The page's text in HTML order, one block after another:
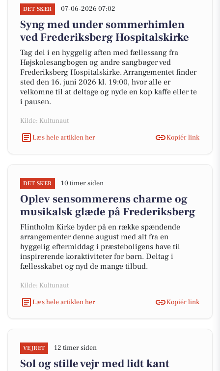
DET SKER 07-06-2026 07:02
Syng med under sommerhimlen
ved Frederiksberg Hospitalskirke
Tag del i en hyggelig aften med fællessang fra
Højskolesangbogen og andre sangbøger ved
Frederiksberg Hospitalskirke. Arrangementet finder
sted den 16. juni 2026 kl. 19:00, hvor alle er
velkomne til at deltage og nyde en kop kaffe eller te
i pausen.
Kilde: Kultunaut
Læs hele artiklen her
Kopiér link
DET SKER 10 timer siden
Oplev sensommerens charme og
musikalsk glæde på Frederiksberg
Flintholm Kirke byder på en række spændende
arrangementer denne august med alt fra en
hyggelig eftermiddag i præsteboligens have til
inspirerende koraktiviteter for børn. Deltag i
fællesskabet og nyd de mange tilbud.
Kilde: Kultunaut
Læs hele artiklen her
Kopiér link
VEJRET 12 timer siden
Sol og stille vejr med lidt kant